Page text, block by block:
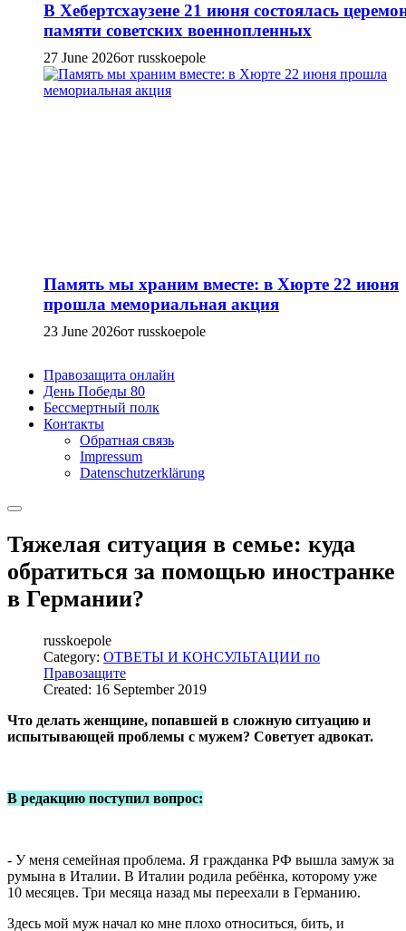
В Хебертсхаузене 21 июня состоялась
памяти советских военнопленных
27 June 2026от russkoepole
Память мы храним вместе: в Хюрте 22 июня
прошла мемориальная акция
23 June 2026от russkoepole
Правозащита онлайн
День Победы 80
Бессмертный полк
Контакты
Обратная связь
Impressum
Datenschutzerklärung
Тяжелая ситуация в семье: куда
обратиться за помощью иностранке
в Германии?
russkoepole
Category: ОТВЕТЫ И КОНСУЛЬТАЦИИ по
Правозащите
Created: 16 September 2019
Что делать женщине, попавшей в сложную ситуацию и
испытывающей проблемы с мужем? Советует адвокат.
В редакцию поступил вопрос:
- У меня семейная проблема. Я гражданка РФ вышла замуж за
румына в Италии. В Италии родила ребёнка, которому уже
10 месяцев. Три месяца назад мы переехали в Германию.
Здесь мой муж начал ко мне плохо относиться, бить, и